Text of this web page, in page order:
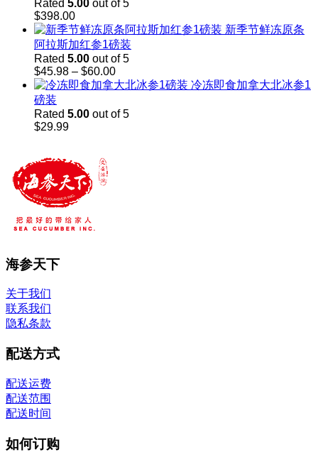
Rated 5.00 out of 5
$398.00
新季节鲜冻原条
阿拉斯加红参1磅装
Rated 5.00 out of 5
$45.98 – $60.00Price
range:
through
$60.00
冷冻即食加拿大北冰参1
磅装
Rated 5.00 out of 5
$29.99
海参天下
关于我们
联系我们
隐私条款
配送方式
配送运费
配送范围
配送时间
如何订购